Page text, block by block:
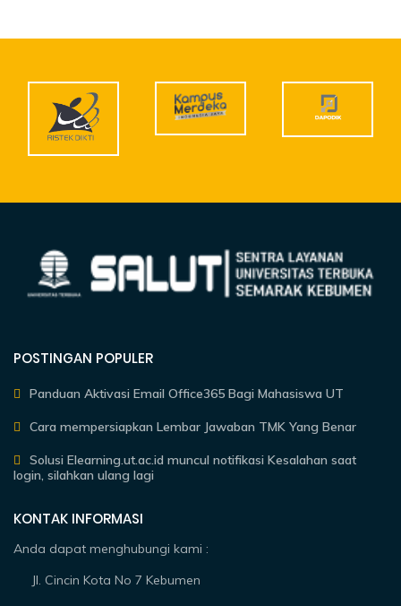
POSTINGAN POPULER
Panduan Aktivasi Email Office365 Bagi Mahasiswa UT
Cara mempersiapkan Lembar Jawaban TMK Yang Benar
Solusi Elearning.ut.ac.id muncul notifikasi Kesalahan saat
login, silahkan ulang lagi
KONTAK INFORMASI
Anda dapat menghubungi kami :
Jl. Cincin Kota No 7 Kebumen